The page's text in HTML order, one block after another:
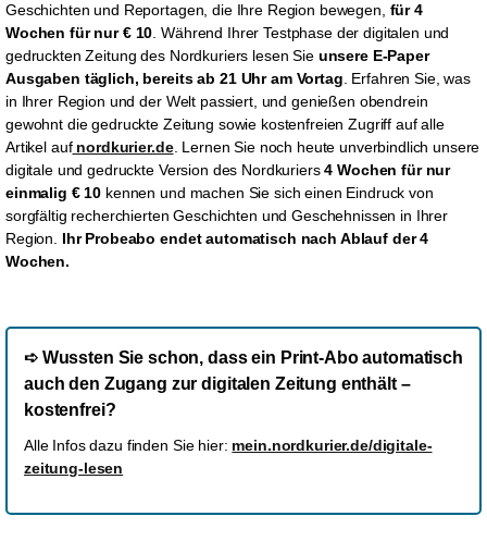
Geschichten und Reportagen, die Ihre Region bewegen, für 4
Wochen für nur € 10. Während Ihrer Testphase der digitalen und
gedruckten Zeitung des Nordkuriers lesen Sie unsere E-Paper
Ausgaben täglich, bereitsab 21 Uhr am Vortag. Erfahren Sie, was
in Ihrer Region und der Welt passiert, und genießen obendrein
gewohnt die gedruckte Zeitung sowie kostenfreien Zugriff auf alle
Artikel aufnordkurier.de. Lernen Sie noch heute unverbindlich unsere
digitale und gedruckte Version des Nordkuriers4 Wochen für nur
einmalig € 10 kennen und machen Sie sich einen Eindruck von
sorgfältig recherchierten Geschichten und Geschehnissen in Ihrer
Region. Ihr Probeabo endet automatisch nach Ablauf der 4
Wochen.
➪ Wussten Sie schon, dass ein Print-Abo automatisch
auch den Zugang zur digitalen Zeitung enthält –
kostenfrei?
Alle Infos dazu finden Sie hier: mein.nordkurier.de/digitale-
zeitung-lesen